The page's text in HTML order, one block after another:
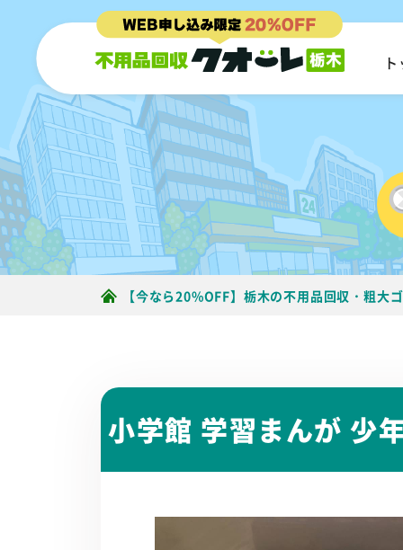
【今なら20%OFF】栃木の不用品回収・粗大
小学館 学習まんが 少